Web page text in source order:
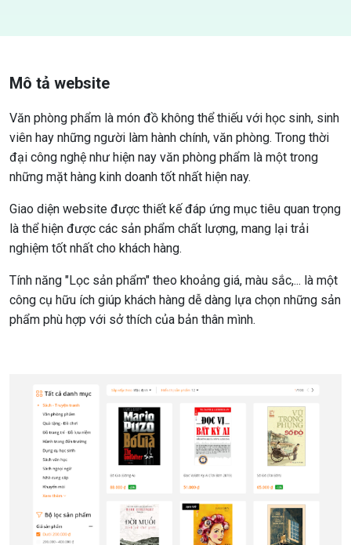
Mô tả website
Văn phòng phẩm là món đồ không thể thiếu với học sinh, sinh
viên hay những người làm hành chính, văn phòng. Trong thời
đại công nghệ như hiện nay văn phòng phẩm là một trong
những mặt hàng kinh doanh tốt nhất hiện nay.
Giao diện website được thiết kế đáp ứng mục tiêu quan trọng
là thể hiện được các sản phẩm chất lượng, mang lại trải
nghiệm tốt nhất cho khách hàng.
Tính năng "Lọc sản phẩm" theo khoảng giá, màu sắc,... là một
công cụ hữu ích giúp khách hàng dễ dàng lựa chọn những sản
phẩm phù hợp với sở thích của bản thân mình.